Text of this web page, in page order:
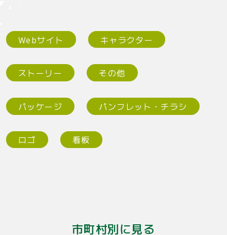
Webサイト キャラクター
ストーリー その他
パッケージ パンフレット・チラシ
ロゴ 看板
市町村別に見る